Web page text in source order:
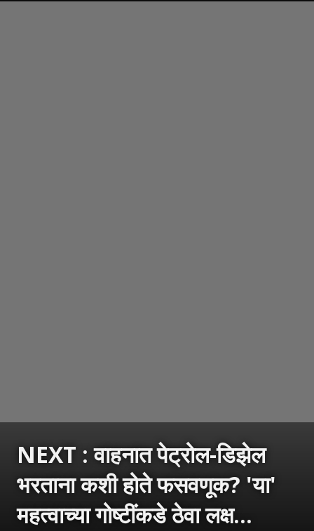
NEXT : वाहनात पेट्रोल-डिझेल
भरताना कशी होते फसवणूक? 'या'
महत्वाच्या गोष्टींकडे ठेवा लक्ष...